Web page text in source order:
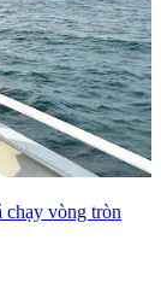
chạy vòng tròn